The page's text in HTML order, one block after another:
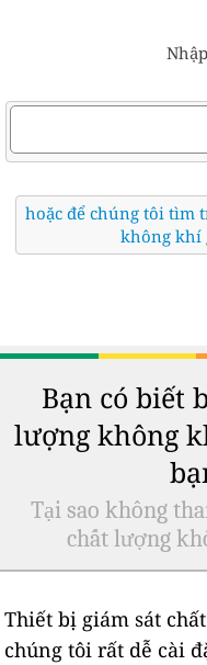
hoặc để chúng tôi tìm
không khí
Bạn có biết
lượng không
Tại sao không
chất lượng
Thiết bị giám sát
chúng tôi rất dễ cài